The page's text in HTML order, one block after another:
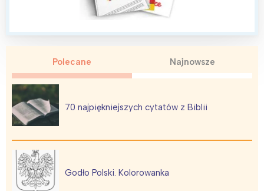
Polecane Najnowsze
70 najpiękniejszych cytatów z Biblii
Godło Polski. Kolorowanka
Interesują mnie wydarzenia z
Warszawa
Łódź
Śląsk